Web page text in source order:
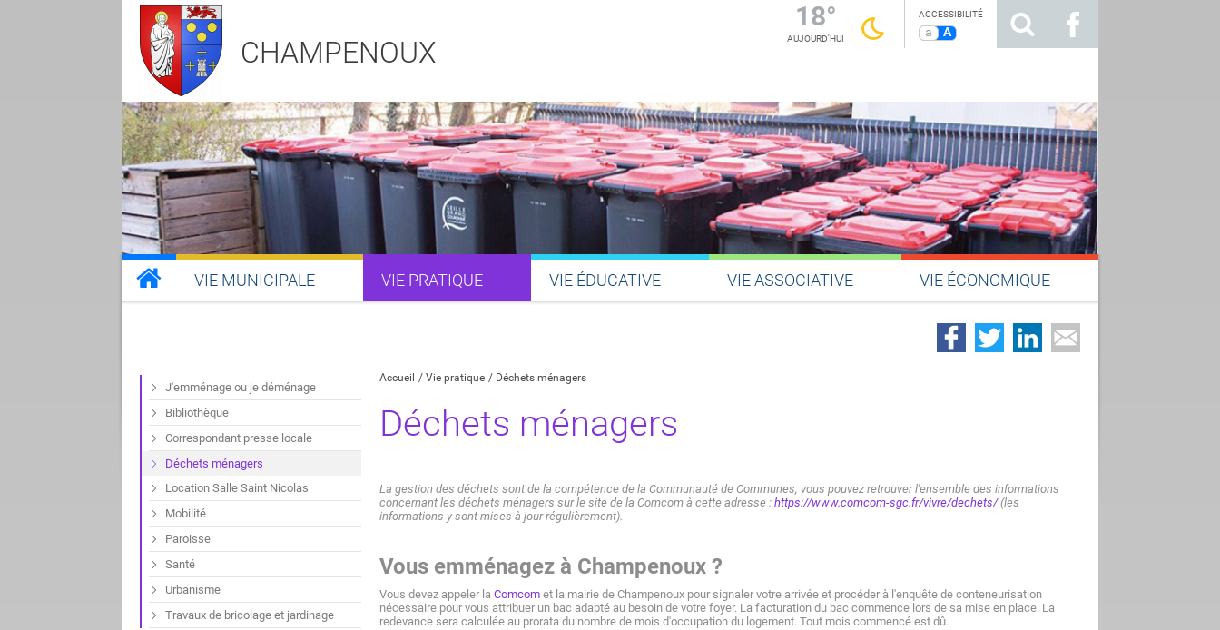
18°
AUJOURD'HUI
ACCESSIBILITÉ
a A
CHAMPENOUX
VIE MUNICIPALE VIE PRATIQUE VIE ÉDUCATIVE VIE ASSOCIATIVE VIE ÉCONOMIQUE
Accueil Vie pratique Déchets ménagers
Déchets ménagers
La gestion des déchets sont de la compétence de la Communauté de Communes, vous pouvez retrouver l'ensemble des informations
concernant les déchets ménagers sur le site de la Comcom à cette adresse : https://www.comcom-sgc.fr/vivre/dechets/(les
informations y sont mises à jour régulièrement).
Vous emménagez à Champenoux ?
Vous devez appeler la Comcom et la mairie de Champenoux pour signaler votre arrivée et procéder à l'enquête de conteneurisation
nécessaire pour vous attribuer un bac adapté au besoin de votre foyer. La facturation du bac commence lors de sa mise en place. La
redevance sera calculée au prorata du nombre de mois d'occupation du logement. Tout mois commencé est dû.
J'emménage ou je déménage
Bibliothèque
Correspondant presse locale
Déchets ménagers
Location Salle Saint Nicolas
Mobilité
Paroisse
Santé
Urbanisme
Travaux de bricolage et jardinage